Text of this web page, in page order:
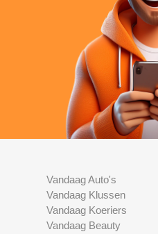
Vandaag Auto's
Vandaag Klussen
Vandaag Koeriers
Vandaag Beauty